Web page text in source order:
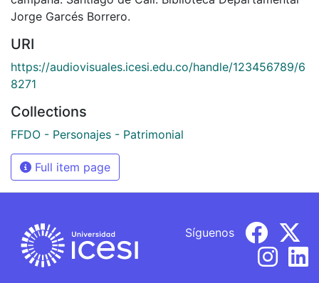
Jorge Garcés Borrero.
URI
https://audiovisuales.icesi.edu.co/handle/123456789/6
8271
Collections
FFDO - Personajes - Patrimonial
Full item page
Síguenos